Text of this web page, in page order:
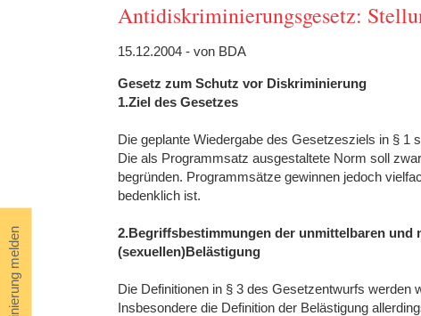
Antidiskriminierungsgesetz:
15.12.2004 - von BDA
Gesetz zum Schutz vor Diskriminierung
1.Ziel des Gesetzes
Die geplante Wiedergabe des Gesetzesziels in § 1
Die als Programmsatz ausgestaltete Norm soll
begründen. Programmsätze gewinnen jedoch
bedenklich ist.
2.Begriffsbestimmungen der unmittelbaren und
(sexuellen)Belästigung
Die Definitionen in § 3 des Gesetzentwurfs werden
Insbesondere die Definition der Belästigung